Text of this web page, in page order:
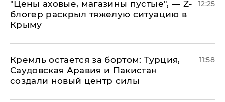
​"Цены аховые, магазины пустые", — Z-
блогер раскрыл тяжелую ситуацию в
Крыму
12:25
​Кремль остается за бортом: Турция,
Саудовская Аравия и Пакистан
создали новый центр силы
11:58